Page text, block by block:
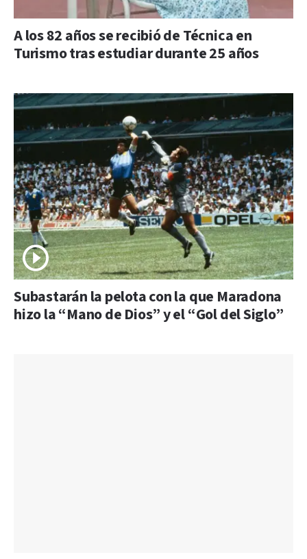
A los 82 años se recibió de Técnica en
Turismo tras estudiar durante 25 años
Subastarán la pelota con la que Maradona
hizo la “Mano de Dios” y el “Gol del Siglo”